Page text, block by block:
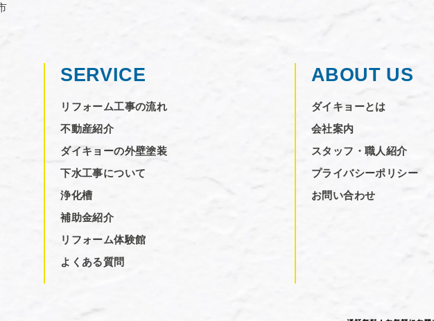
SERVICE
リフォーム工事の流れ
不動産紹介
ダイキョーの外壁塗装
下水工事について
浄化槽
補助金紹介
リフォーム体験館
よくある質問
ABOUT US
ダイキョーとは
会社案内
スタッフ・職人紹介
プライバシーポリシー
お問い合わせ